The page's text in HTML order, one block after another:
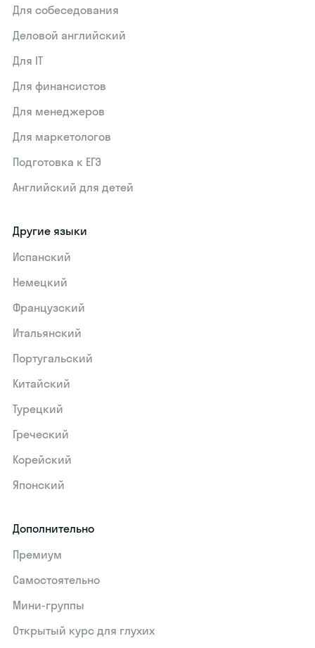
Для собеседования
Деловой английский
Для IT
Для финансистов
Для менеджеров
Для маркетологов
Подготовка к ЕГЭ
Английский для детей
Другие языки
Испанский
Немецкий
Французский
Итальянский
Португальский
Китайский
Турецкий
Греческий
Корейский
Японский
Дополнительно
Премиум
Самостоятельно
Мини-группы
Открытый курс для глухих